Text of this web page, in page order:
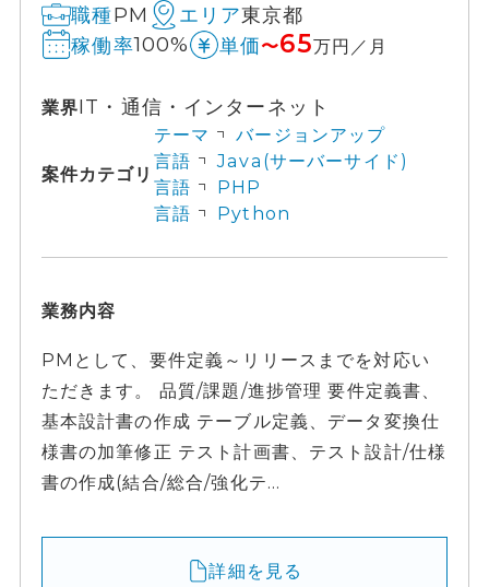
職種PM エリア東京都
稼働率100% 単価〜65万円／月
業界IT・通信・インターネット
案件カテゴリ
テーマ
バージョンアップ
言語
Java(サーバーサイド)
言語
PHP
言語
Python
業務内容
PMとして、要件定義～リリースまでを対応い
ただきます。 品質/課題/進捗管理 要件定義書、
基本設計書の作成 テーブル定義、データ変換仕
様書の加筆修正 テスト計画書、テスト設計/仕様
書の作成(結合/総合/強化テ...
詳細を見る